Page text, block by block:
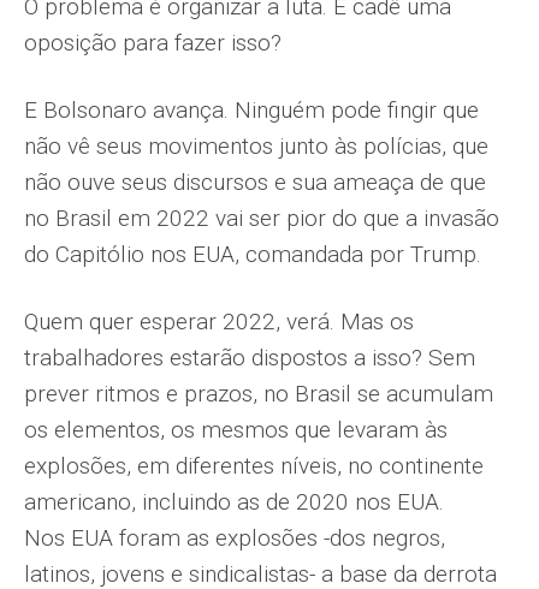
O problema é organizar a luta. E cadê uma
oposição para fazer isso?
E Bolsonaro avança. Ninguém pode fingir que
não vê seus movimentos junto às polícias, que
não ouve seus discursos e sua ameaça de que
no Brasil em 2022 vai ser pior do que a invasão
do Capitólio nos EUA, comandada por Trump.
Quem quer esperar 2022, verá. Mas os
trabalhadores estarão dispostos a isso? Sem
prever ritmos e prazos, no Brasil se acumulam
os elementos, os mesmos que levaram às
explosões, em diferentes níveis, no continente
americano, incluindo as de 2020 nos EUA.
Nos EUA foram as explosões -dos negros,
latinos, jovens e sindicalistas- a base da derrota